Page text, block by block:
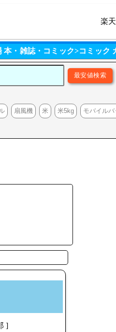
楽
本・雑誌・コミック>コミック
扇風機 米 米5kg モバイル
]